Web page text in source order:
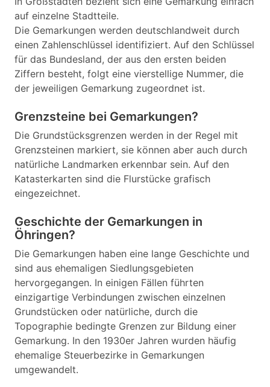
auf einzelne Stadtteile.
Die Gemarkungen werden deutschlandweit durch
einen Zahlenschlüssel identifiziert. Auf den Schlüssel
für das Bundesland, der aus den ersten beiden
Ziffern besteht, folgt eine vierstellige Nummer, die
der jeweiligen Gemarkung zugeordnet ist.
Grenzsteine bei Gemarkungen?
Die Grundstücksgrenzen werden in der Regel mit
Grenzsteinen markiert, sie können aber auch durch
natürliche Landmarken erkennbar sein. Auf den
Katasterkarten sind die Flurstücke grafisch
eingezeichnet.
Geschichte der Gemarkungen in
Öhringen?
Die Gemarkungen haben eine lange Geschichte und
sind aus ehemaligen Siedlungsgebieten
hervorgegangen. In einigen Fällen führten
einzigartige Verbindungen zwischen einzelnen
Grundstücken oder natürliche, durch die
Topographie bedingte Grenzen zur Bildung einer
Gemarkung. In den 1930er Jahren wurden häufig
ehemalige Steuerbezirke in Gemarkungen
umgewandelt.